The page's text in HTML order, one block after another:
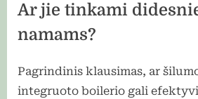
Ar jie tinkami
namams?
Pagrindinis klausimas, ar
integruoto boilerio gali